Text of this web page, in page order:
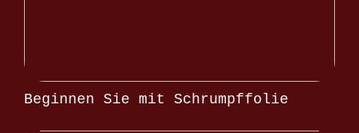
Beginnen Sie mit Schrumpffolie